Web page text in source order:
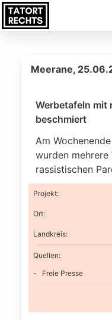
Meerane,
Werbetafeln mit
beschmiert
Am
wurden
rassistischen
Projekt:
Ort:
Landkreis:
Quellen:
Freie Presse